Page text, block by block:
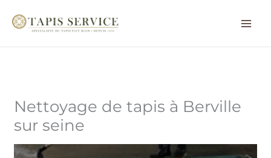
Nettoyage de tapis à Berville
sur seine